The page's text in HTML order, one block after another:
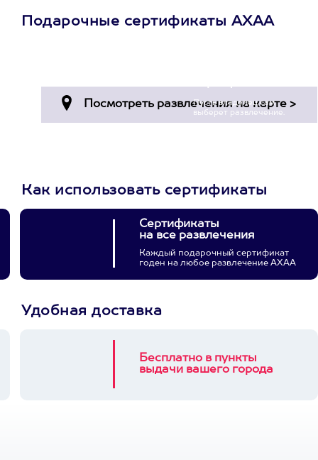
Подарочные сертификаты АХАА
Пусть владелец сам
выберет развлечение.
Как использовать сертификаты
Сертификаты
на все развлечения
Каждый подарочный сертификат
годен на любое развлечение АХАА
Удобная доставка
Бесплатно в пункты
выдачи вашего города